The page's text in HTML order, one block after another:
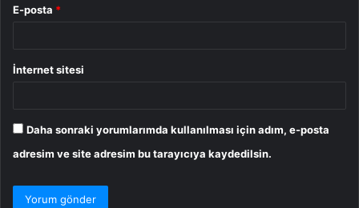
E-posta *
İnternet sitesi
Daha sonraki yorumlarımda kullanılması için adım, e-posta
adresim ve site adresim bu tarayıcıya kaydedilsin.